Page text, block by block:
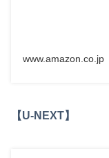
www.amazon.co.jp
【U-NEXT】